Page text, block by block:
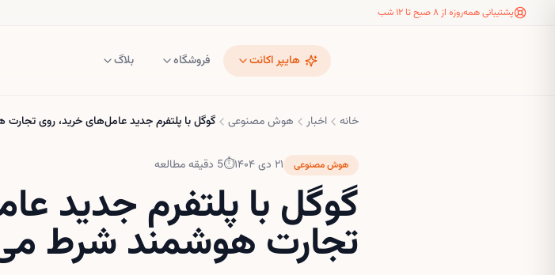
پشتیبانی همه‌روزه از ۸ صبح تا ۱۲ شب
هایپر اکانت فروشگاه بلاگ
خانه اخبار هوش مصنوعی گوگل با پلتفرم جدید عامل‌های خرید، روی
هوش مصنوعی ۲۱ دی ۱۴۰۴ ⏱
5 دقیقه مطالعه
گوگل با پلتفرم جدید
تجارت هوشمند شرط